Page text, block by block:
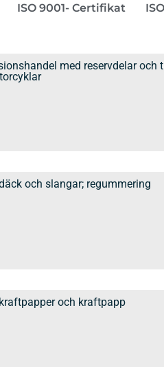
ISO 9001- Certifikat
med reservdelar och
och slangar; regummering
och kraftpapp